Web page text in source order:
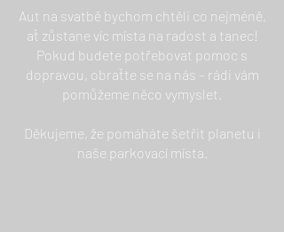
Aut na svatbě bychom chtěli co nejméně,
ať zůstane víc místa na radost a tanec!
Pokud budete potřebovat pomoc s
dopravou, obraťte se na nás – rádi vám
pomůžeme něco vymyslet.
Děkujeme, že pomáháte šetřit planetu i
naše parkovací místa.